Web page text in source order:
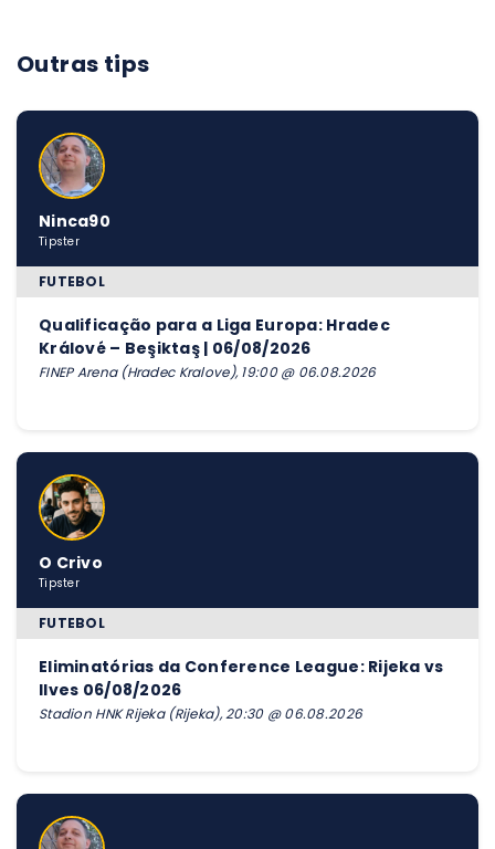
Outras tips
Ninca90
Tipster
FUTEBOL
Qualificação para a Liga Europa: Hradec
Králové – Beşiktaş | 06/08/2026
FINEP Arena (Hradec Kralove), 19:00 @ 06.08.2026
O Crivo
Tipster
FUTEBOL
Eliminatórias da Conference League: Rijeka vs
Ilves 06/08/2026
Stadion HNK Rijeka (Rijeka), 20:30 @ 06.08.2026